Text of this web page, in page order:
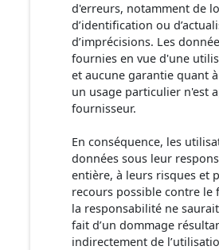
d'erreurs, notamment de
d’identification ou
d’imprécisions. Les
fournies en vue d'une
et aucune garantie quant
un usage particulier n'est
fournisseur.
En conséquence, les
données sous leur
entière, à leurs risques et
recours possible contre
la responsabilité ne
fait d’un dommage
indirectement de